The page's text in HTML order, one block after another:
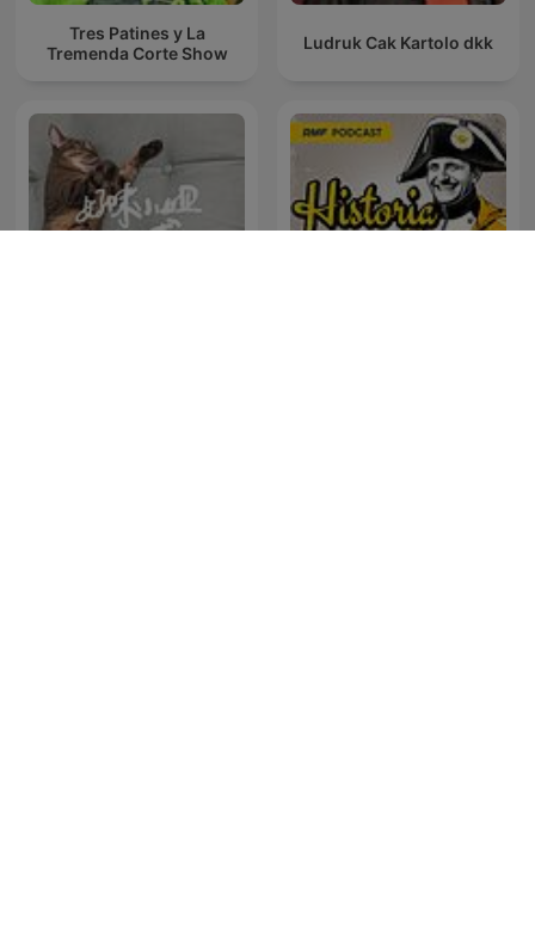
Tres Patines y La
Tremenda Corte Show
Ludruk Cak Kartolo dkk